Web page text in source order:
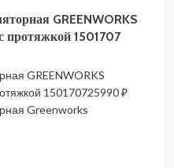
GREENWORKS
протяжкой 1501707
GREENWORKS
150170725990 ₽
Greenworks